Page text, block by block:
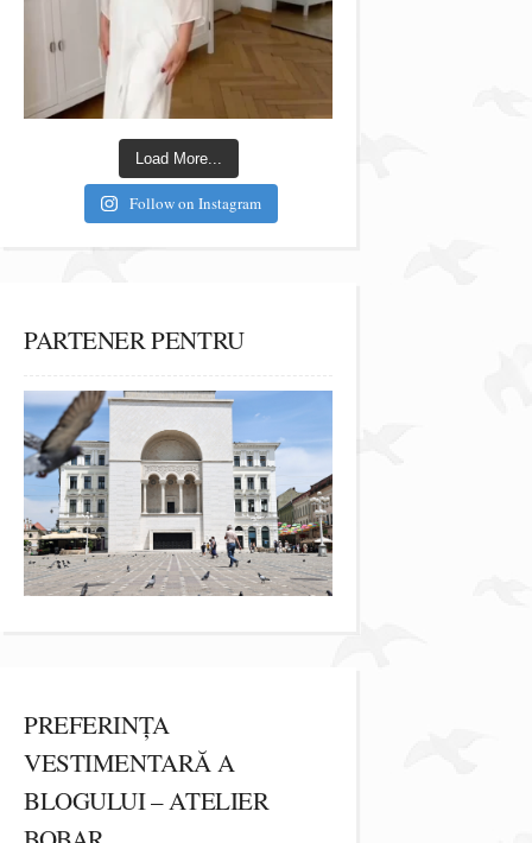
Load More...
Follow on Instagram
PARTENER PENTRU
PREFERINȚA
VESTIMENTARĂ A
BLOGULUI – ATELIER